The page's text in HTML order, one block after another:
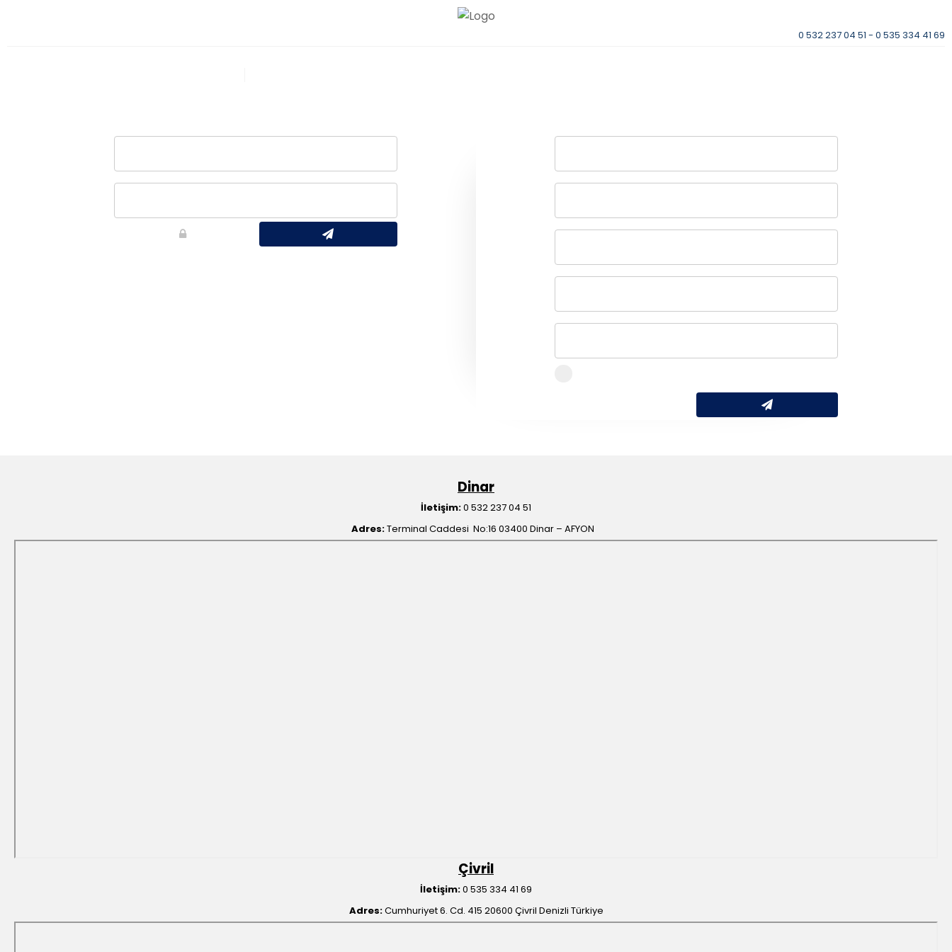
0 532 237 04 51 - 0 535 334 41 69
Dinar
İletişim:0 532 237 04 51
Adres:Terminal Caddesi No:16 03400 Dinar – AFYON
Çivril
İletişim:0 535 334 41 69
Adres:Cumhuriyet 6. Cd. 415 20600 Çivril Denizli Türkiye